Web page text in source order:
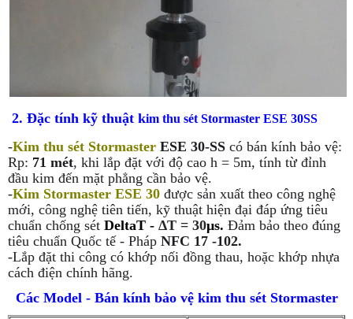
2. Đặc tính kỹ thuật kim thu sét Stormaster ESE 30SS
-Kim thu sét Stormaster ESE 30-SS có bán kính bảo vệ:
Rp: 71 mét, khi lắp đặt với độ cao h = 5m, tính từ đỉnh
đầu kim đến mặt phẳng cần bảo vệ.
-Kim Stormaster ESE 30 được sản xuất theo công nghệ
mới, công nghệ tiên tiến, kỹ thuật hiện đại đáp ứng tiêu
chuẩn chống sét DeltaT - ΔT = 30μs. Đảm bảo theo đúng
tiêu chuẩn Quốc tế - Pháp NFC 17 -102.
-Lắp đặt thi công có khớp nối đồng thau, hoặc khớp nhựa
cách điện chính hãng.
Các Model - Bán kính bảo vệ kim thu sét Stormaster